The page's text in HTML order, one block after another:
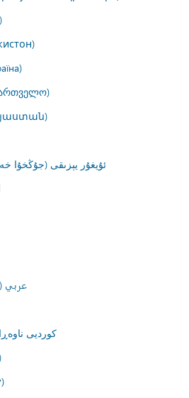
ئۇيغۇر يېزىقى (جۇڭخۇا
عربي
کوردیی